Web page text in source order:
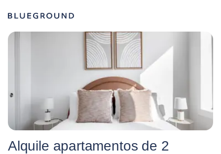
Alquile apartamentos de 2